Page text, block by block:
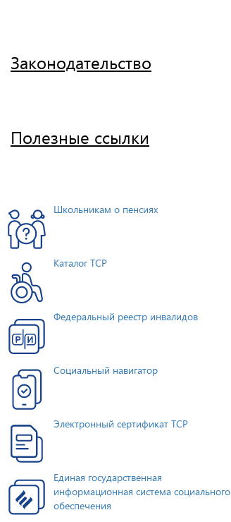
Законодательство
Полезные ссылки
Школьникам о пенсиях
Каталог ТСР
Федеральный реестр инвалидов
Социальный навигатор
Электронный сертификат ТСР
Единая государственная
информационная система социального
обеспечения